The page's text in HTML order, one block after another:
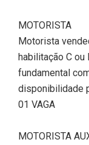
MOTORISTA
Motorista
habilitação C ou
fundamental
disponibilidade
01 VAGA
MOTORISTA